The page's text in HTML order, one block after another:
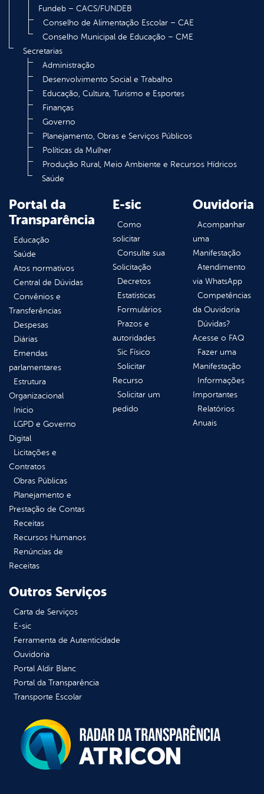
Fundeb – CACS/FUNDEB
Conselho de Alimentação Escolar – CAE
Conselho Municipal de Educação – CME
Secretarias
Administração
Desenvolvimento Social e Trabalho
Educação, Cultura, Turismo e Esportes
Finanças
Governo
Planejamento, Obras e Serviços Públicos
Políticas da Mulher
Produção Rural, Meio Ambiente e Recursos Hídricos
Saúde
Portal da
Transparência
Educação
Saúde
Atos normativos
Central de Dúvidas
Convênios e
Transferências
Despesas
Diárias
Emendas
parlamentares
Estrutura
Organizacional
Inicio
LGPD e Governo
Digital
Licitações e
Contratos
Obras Públicas
Planejamento e
Prestação de Contas
Receitas
Recursos Humanos
Renúncias de
Receitas
E-sic
Como
solicitar
Consulte sua
Solicitação
Decretos
Estatísticas
Formulários
Prazos e
autoridades
Sic Físico
Solicitar
Recurso
Solicitar um
pedido
Ouvidoria
Acompanhar
uma
Manifestação
Atendimento
via WhatsApp
Competências
da Ouvidoria
Dúvidas?
Acesse o FAQ
Fazer uma
Manifestação
Informações
Importantes
Relatórios
Anuais
Outros Serviços
Carta de Serviços
E-sic
Ferramenta de Autenticidade
Ouvidoria
Portal Aldir Blanc
Portal da Transparência
Transporte Escolar